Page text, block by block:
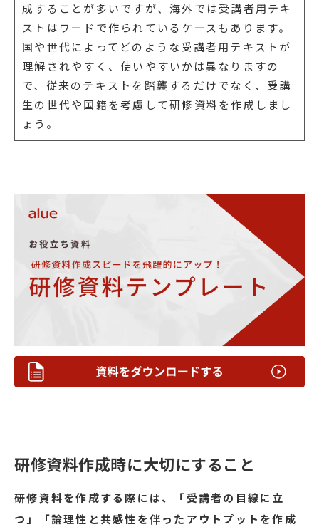
成することが多いですが、海外では受講者用テキ
ストはワードで作られているケースもあります。
国や世代によってどのような受講者用テキストが
理解されやすく、使いやすいかは異なりますの
で、従来のテキストを踏襲するだけでなく、受講
生の世代や国籍を考慮して研修資料を作成しまし
ょう。
研修資料作成時に大切にすること
研修資料を作成する際には、「受講者の目線に立
つ」「論理性と共感性を伴ったアウトプットを作成